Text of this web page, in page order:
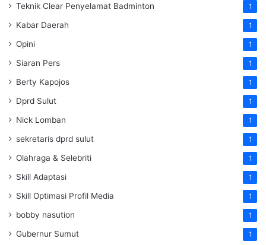
Teknik Clear Penyelamat Badminton 1
Kabar Daerah 1
Opini 1
Siaran Pers 1
Berty Kapojos 1
Dprd Sulut 1
Nick Lomban 1
sekretaris dprd sulut 1
Olahraga & Selebriti 1
Skill Adaptasi 1
Skill Optimasi Profil Media 1
bobby nasution 1
Gubernur Sumut 1